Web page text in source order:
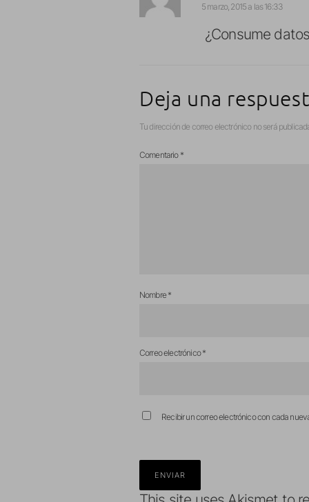
5 marzo, 2015 a las 16:33
¿Consume
Deja una
Tu dirección de correo electrónico no será
Comentario *
Nombre*
Correo electrónico*
Recibir un correo electrónico con cada